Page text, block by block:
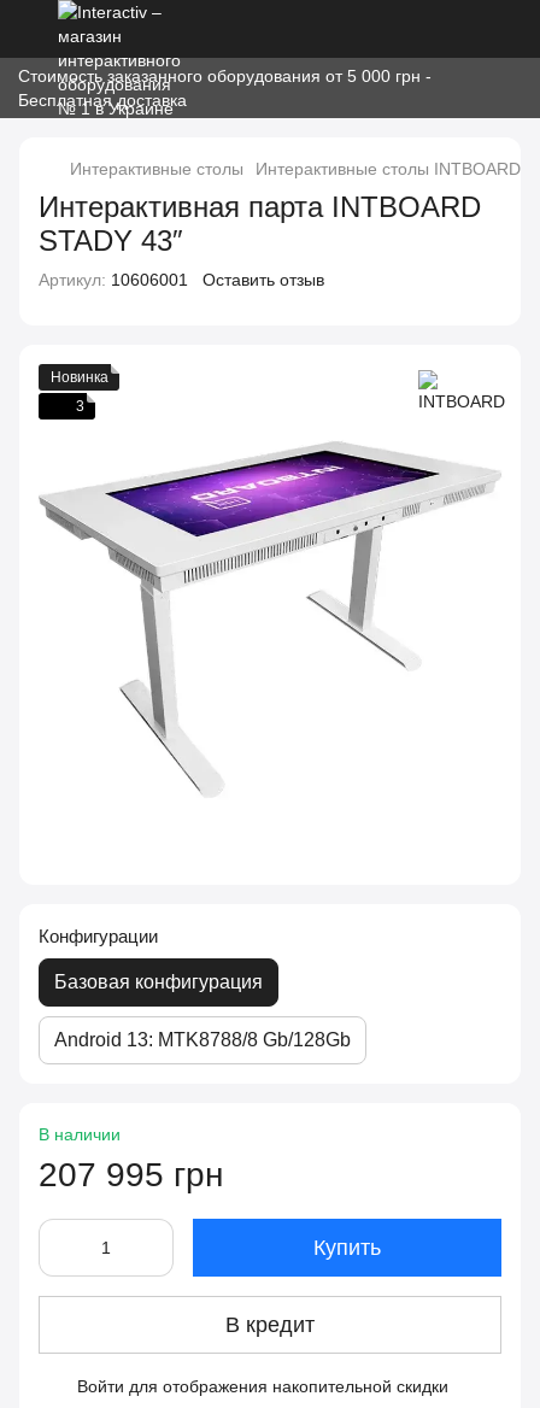
Стоимость заказанного оборудования от 5 000 грн -
Бесплатная доставка
Интерактивные столы Интерактивные столы INTBOARD
Интерактивная парта INTBOARD
STADY 43″
Артикул: 10606001 Оставить отзыв
Новинка
3
Конфигурации
Базовая конфигурация
Android 13: MTK8788/8 Gb/128Gb
В наличии
207 995 грн
Купить
В кредит
Войти для отображения накопительной скидки